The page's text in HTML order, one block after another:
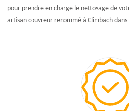
pour prendre en charge le nettoyage de
artisan couvreur renommé à Climbach dans